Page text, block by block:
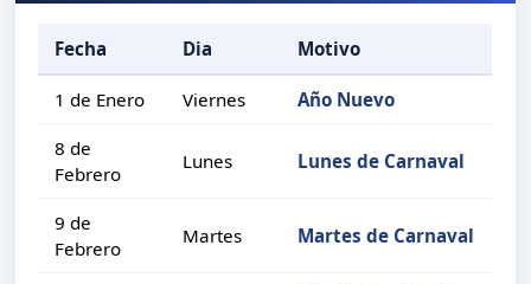
Fecha Dia Motivo
1 de Enero Viernes Año Nuevo
8 de
Febrero
Lunes Lunes de Carnaval
9 de
Febrero
Martes Martes de Carnaval